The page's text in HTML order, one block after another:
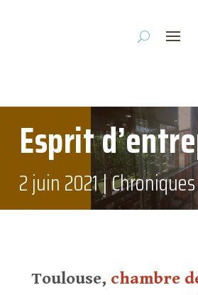
Esprit
2 juin 2021|
Toulouse, chambre